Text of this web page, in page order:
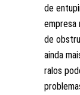
de
empresa
de
ainda
ralos